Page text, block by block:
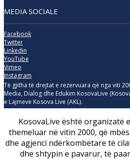
MEDIA SOCIALE
Facebook
Twitter
Linkedin
YouTube
Vimeo
Instagram
Të gjitha të drejtat e rezervuara që nga viti
Media, Dialog dhe Edukim KosovaLive
e Lajmeve Kosova Live (AKL).
KosovaLive është organizatë
themeluar në vitin 2000, që
dhe agjenci ndërkombëtare të
dhe shtypin e pavarur, të